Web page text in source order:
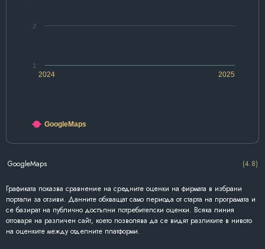
2024 2025
1
2
GoogleMaps
GoogleMaps (4.8)
Графиката показва сравнение на средните оценки на фирмата в избрани
портали за отзиви. Данните обхващат само периода от старта на програмата и
се базират на публично достъпни потребителски оценки. Всяка линия
отговаря на различен сайт, което позволява да се видят разликите в нивото
на оценките между отделните платформи.